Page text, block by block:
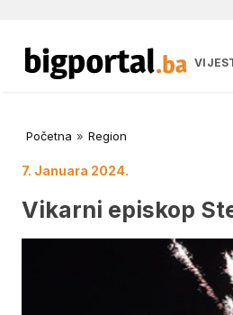
Početna » Region
7. Januara 2024.
Vikarni episkop